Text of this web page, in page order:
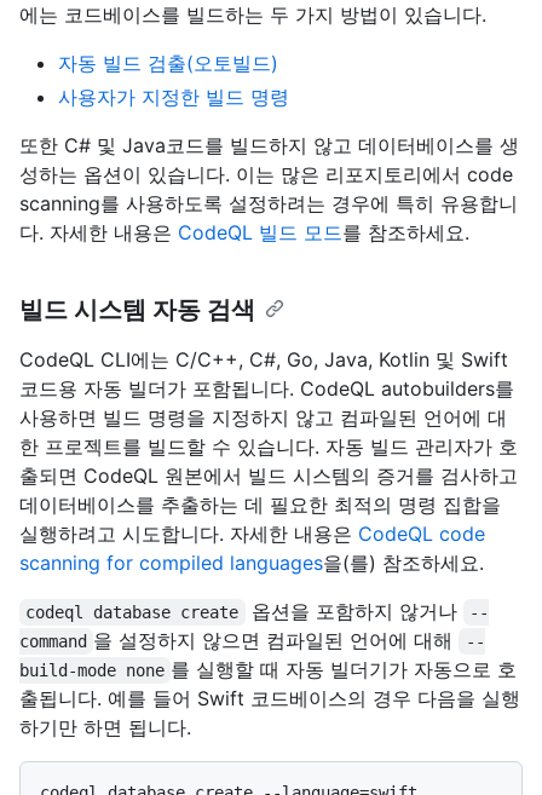
에는 코드베이스를 빌드하는 두 가지 방법이 있습니다.
자동 빌드 검출(오토빌드)
사용자가 지정한 빌드 명령
또한 C# 및 Java코드를 빌드하지 않고 데이터베이스를 생
성하는 옵션이 있습니다. 이는 많은 리포지토리에서 code
scanning를 사용하도록 설정하려는 경우에 특히 유용합니
다. 자세한 내용은 CodeQL 빌드 모드를 참조하세요.
빌드 시스템 자동 검색
CodeQL CLI에는 C/C++, C#, Go, Java, Kotlin 및 Swift
코드용 자동 빌더가 포함됩니다. CodeQL autobuilders를
사용하면 빌드 명령을 지정하지 않고 컴파일된 언어에 대
한 프로젝트를 빌드할 수 있습니다. 자동 빌드 관리자가 호
출되면 CodeQL 원본에서 빌드 시스템의 증거를 검사하고
데이터베이스를 추출하는 데 필요한 최적의 명령 집합을
실행하려고 시도합니다. 자세한 내용은 CodeQL code
scanning for compiled languages을(를) 참조하세요.
codeql database create 옵션을 포함하지 않거나
--
command 을 설정하지 않으면 컴파일된 언어에 대해
--
build-mode none 를 실행할 때 자동 빌더기가 자동으로 호
출됩니다. 예를 들어 Swift 코드베이스의 경우 다음을 실행
하기만 하면 됩니다.